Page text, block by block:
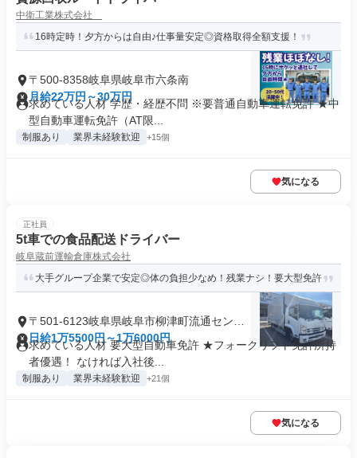
中衛工業株式会社
16時定時！夕方からは自由♪仕事量安定◎資格取得全額支援！
〒500-8358岐阜県岐阜市六条南
月給22万円～30万円
求めている人材 学歴・経歴不問 ※要普通自動車運転免許 ★中
型自動車運転免許（AT限...
制服あり 業界未経験歓迎 +15個
気になる
正社員
5t車での食品配送ドライバー
岐阜蔵前運輸倉庫株式会社
大手グループ企業で安定◎体の負担少なめ！残業ナシ！要大型免許
〒501-6123岐阜県岐阜市柳津町流通センタ
ー
日給1万5500円～1万6000円
求めている人材 要大型自動車免許 ★フォークリフト免許所持
者優遇！ なければ入社後...
制服あり 業界未経験歓迎 +21個
気になる